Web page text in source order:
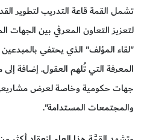
تشمل القمة قاعة التدريب لتطوير
لتعزيز التعاون المعرفي بين الجهات
"لقاء المؤلف" الذي يحتفي
المعرفة التي تُلهم العقول. إضافة
جهات حكومية وخاصة لعرض
والمجتمعات المستدامة".